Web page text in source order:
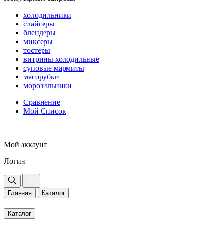
холодильники
слайсеры
блендеры
миксеры
тостеры
витрины холодильные
суповые мармиты
мясорубки
морозильники
Сравнение
Мой Список
Мой аккаунт
Логин
Главная Каталог
Каталог